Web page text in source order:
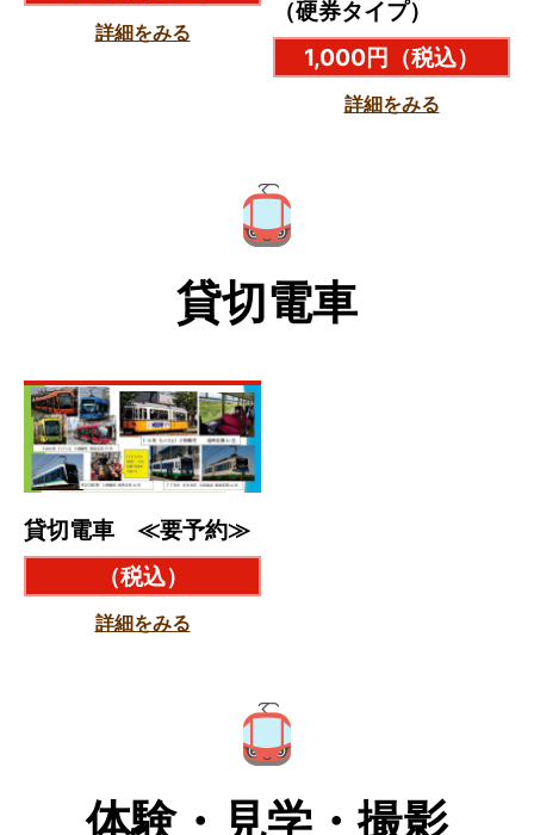
詳細をみる
（硬券タイプ）
1,000円 （税込）
詳細をみる
貸切電車
貸切電車 ≪要予約≫
（税込）
詳細をみる
体験・見学・撮影